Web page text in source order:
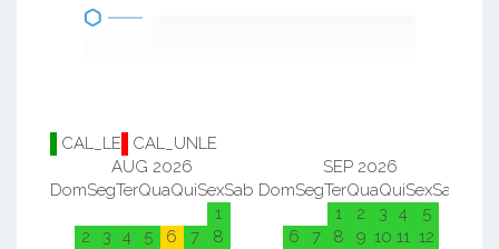
CAL_LE
CAL_UNLE
AUG 2026
DomSegTerQuaQuiSexSab
1
2
3 4 5 6 7
8
SEP 2026
DomSegTerQuaQuiSexSab
1
2 3 4
5
6
7 8 9 10 11 12